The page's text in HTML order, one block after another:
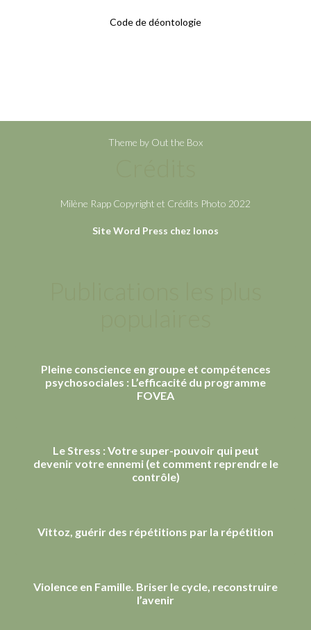
Code de déontologie
Theme by Out the Box
Milène Rapp Copyright et Crédits Photo 2022
Site Word Press chez Ionos
Pleine conscience en groupe et compétences
psychosociales : L’efficacité du programme
FOVEA
Le Stress : Votre super-pouvoir qui peut
devenir votre ennemi (et comment reprendre le
contrôle)
Vittoz, guérir des répétitions par la répétition
Violence en Famille. Briser le cycle, reconstruire
l’avenir